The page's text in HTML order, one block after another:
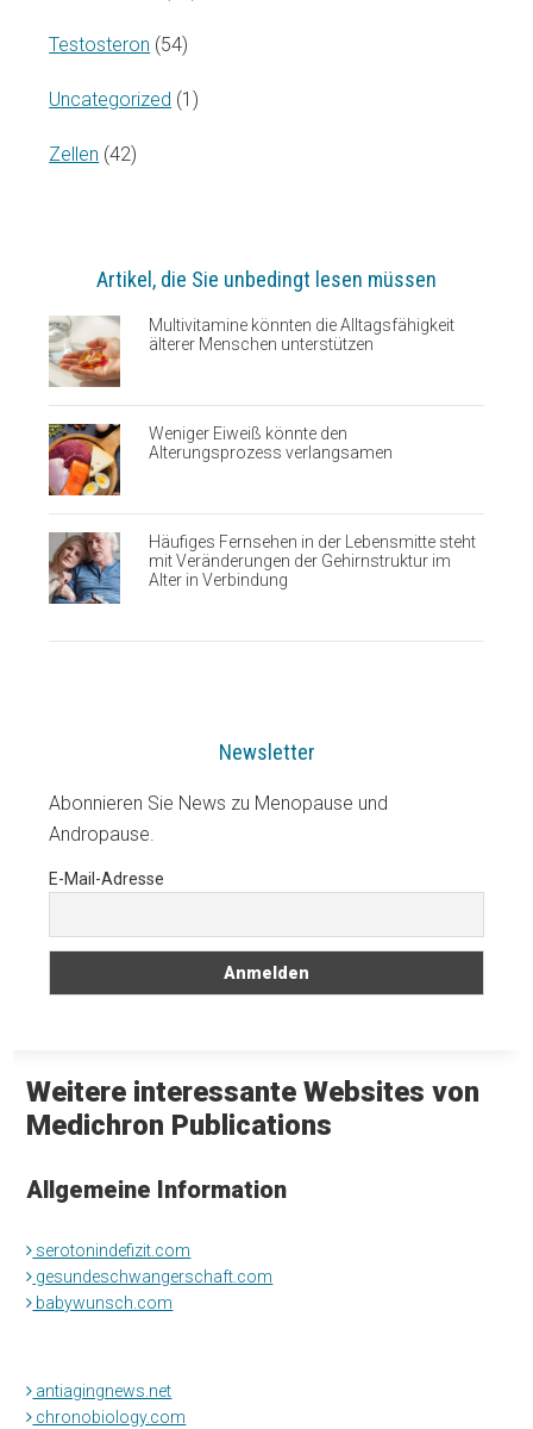
Testosteron (54)
Uncategorized (1)
Zellen (42)
Artikel, die Sie unbedingt lesen müssen
Multivitamine könnten die Alltagsfähigkeit
älterer Menschen unterstützen
Weniger Eiweiß könnte den
Alterungsprozess verlangsamen
Häufiges Fernsehen in der Lebensmitte steht
mit Veränderungen der Gehirnstruktur im
Alter in Verbindung
Newsletter
Abonnieren Sie News zu Menopause und
Andropause.
E-Mail-Adresse
Weitere interessante Websites von
Medichron Publications
Allgemeine Information
serotonindefizit.com
gesundeschwangerschaft.com
babywunsch.com
antiagingnews.net
chronobiology.com